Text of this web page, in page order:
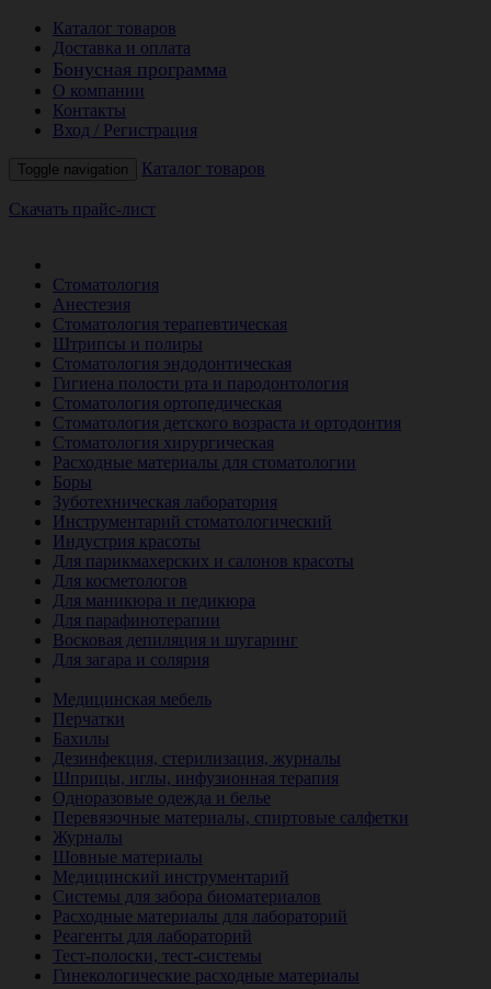
Каталог товаров
Доставка и оплата
Бонусная программа
О компании
Контакты
Вход / Регистрация
Toggle navigation Каталог товаров
Скачать прайс-лист
Стоматология
Анестезия
Стоматология терапевтическая
Штрипсы и полиры
Стоматология эндодонтическая
Гигиена полости рта и пародонтология
Стоматология ортопедическая
Стоматология детского возраста и ортодонтия
Стоматология хирургическая
Расходные материалы для стоматологии
Боры
Зуботехническая лаборатория
Инструментарий стоматологический
Индустрия красоты
Для парикмахерских и салонов красоты
Для косметологов
Для маникюра и педикюра
Для парафинотерапии
Восковая депиляция и шугаринг
Для загара и солярия
Медицинская мебель
Перчатки
Бахилы
Дезинфекция, стерилизация, журналы
Шприцы, иглы, инфузионная терапия
Одноразовые одежда и белье
Перевязочные материалы, спиртовые салфетки
Журналы
Шовные материалы
Медицинский инструментарий
Системы для забора биоматериалов
Расходные материалы для лабораторий
Реагенты для лабораторий
Тест-полоски, тест-системы
Гинекологические расходные материалы